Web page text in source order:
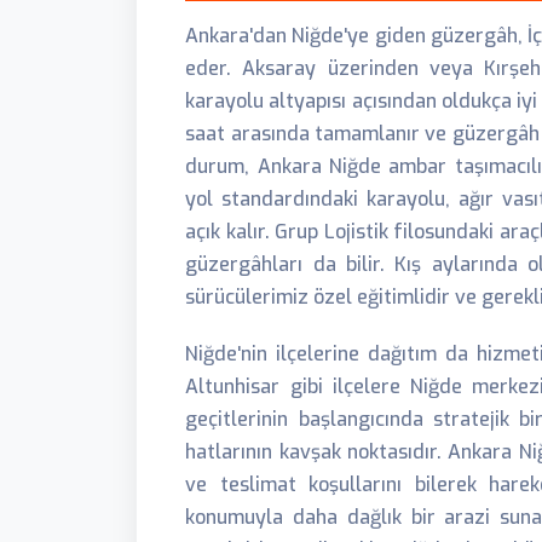
Ankara'dan Niğde'ye giden güzergâh,
eder. Aksaray üzerinden veya
karayolu altyapısı açısından oldukça
saat arasında tamamlanır ve
durum, Ankara Niğde ambar
yol standardındaki karayolu, ağır
açık kalır. Grup Lojistik filosundaki
güzergâhları da bilir. Kış aylarında
sürücülerimiz özel eğitimlidir ve
Niğde'nin ilçelerine dağıtım da
Altunhisar gibi ilçelere Niğde
geçitlerinin başlangıcında stratejik
hatlarının kavşak noktasıdır. Ankara
ve teslimat koşullarını bilerek
konumuyla daha dağlık bir arazi